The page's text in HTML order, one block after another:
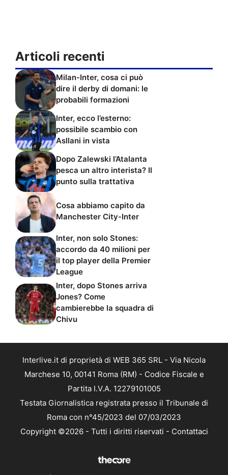
Articoli recenti
Milan-Inter, cosa ci può
dire il derby di domani: le
probabili formazioni
Inter, ecco l’esterno:
possibile scambio con
Asllani in vista
Dopo Zalewski l’Atalanta
pesca un altro interista? Il
punto sulla trattativa
Cosa abbiamo capito da
Manchester City-Inter
Inter, non solo Stones:
accordo da 40 milioni per
il top player della Premier
League
Inter, dopo Stones arriva
Jones? Come
cambierebbe la squadra di
Chivu
Interlive.it di proprietà di WEB 365 SRL - Via Nicola
Marchese 10, 00141 Roma (RM) - Codice Fiscale e
Partita I.V.A. 12279101005
Testata Giornalistica registrata presso il Tribunale di
Roma con n°45/2023 del 07/03/2023
Copyright ©2026 - Tutti i diritti riservati - Contattaci